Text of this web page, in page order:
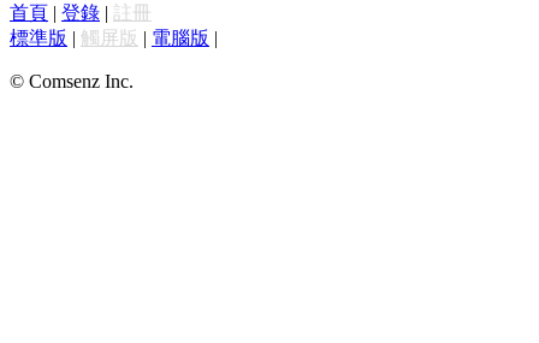
首頁 | 登錄 | 註冊
標準版 | 觸屏版 | 電腦版 |
© Comsenz Inc.